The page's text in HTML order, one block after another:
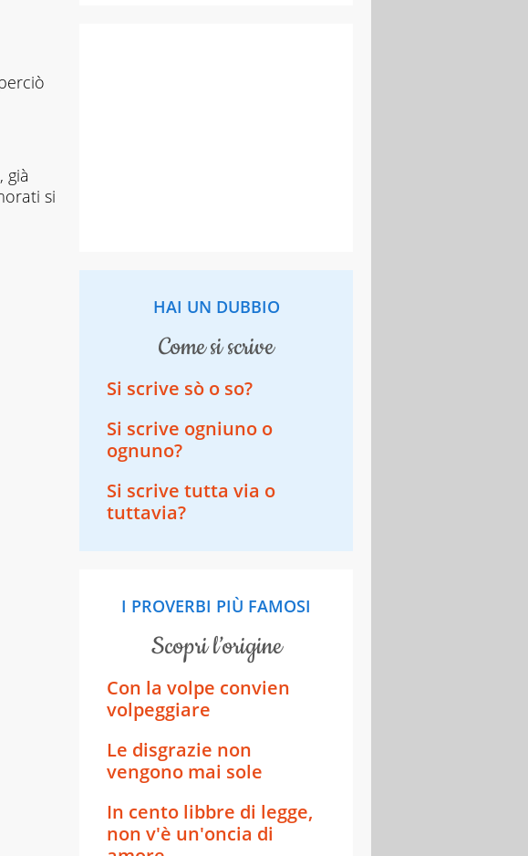
già
si
HAI UN DUBBIO
come si scrive
Si scrive sò o so?
Si scrive ogniuno o
ognuno?
Si scrive tutta via o
tuttavia?
I PROVERBI PIÙ FAMOSI
scopri l’origine
Con la volpe convien
volpeggiare
Le disgrazie non
vengono mai sole
In cento libbre di legge,
non v'è un'oncia di